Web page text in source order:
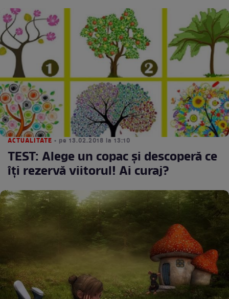
ACTUALITATE • pe 13.02.2018 la 13:10
TEST: Alege un copac şi descoperă ce
îţi rezervă viitorul! Ai curaj?